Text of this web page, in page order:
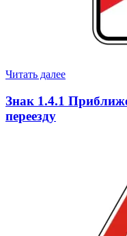
Читать далее
Знак 1.4.1
переезду